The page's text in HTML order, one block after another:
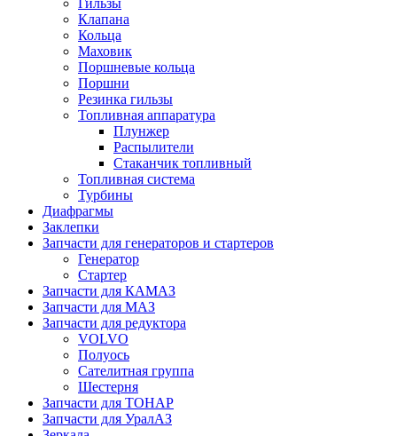
Клапана
Кольца
Маховик
Поршневые кольца
Поршни
Резинка гильзы
Топливная аппаратура
Плунжер
Распылители
Стаканчик топливный
Топливная система
Турбины
Диафрагмы
Заклепки
Запчасти для генераторов и стартеров
Генератор
Стартер
Запчасти для КАМАЗ
Запчасти для МАЗ
Запчасти для редуктора
VOLVO
Полуось
Сателитная группа
Шестерня
Запчасти для ТОНАР
Запчасти для УралАЗ